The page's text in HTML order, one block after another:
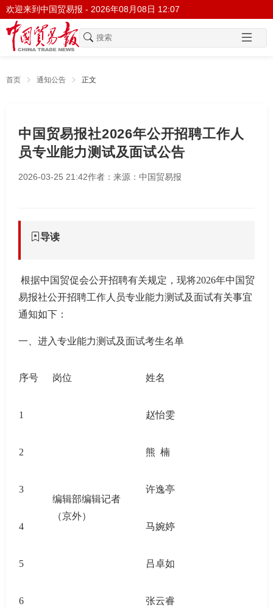
欢迎来到中国贸易报 - 2026年08月08日 12:07
首页 通知公告 正文
中国贸易报社2026年公开招聘工作人
员专业能力测试及面试公告
2026-03-25 21:42作者： 来源：中国贸易报
导读
根据中国贸促会公开招聘有关规定，现将2026年中国贸
易报社公开招聘工作人员专业能力测试及面试有关事宜
通知如下：
一、进入专业能力测试及面试考生名单
序号 岗位 姓名
1
编辑部编辑记者
（京外）
赵怡雯
2 熊 楠
3 许逸亭
4 马婉婷
5 吕卓如
6 张云睿